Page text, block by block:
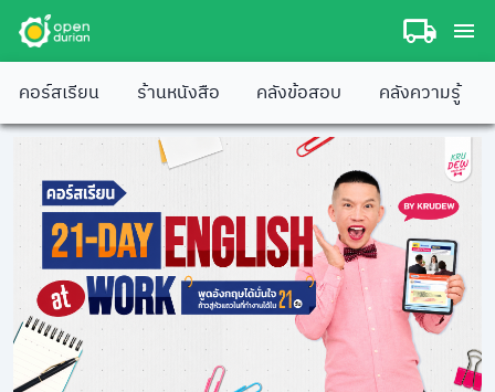
คอร์สเรียน ร้านหนังสือ คลังข้อสอบ คลังความรู้